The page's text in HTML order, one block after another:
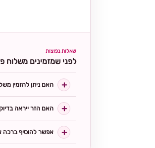
שאלות נפוצות
לפני שמזמינים משלוח
האם ניתן להזמין
האם הזר ייראה
אפשר להוסיף ברכה